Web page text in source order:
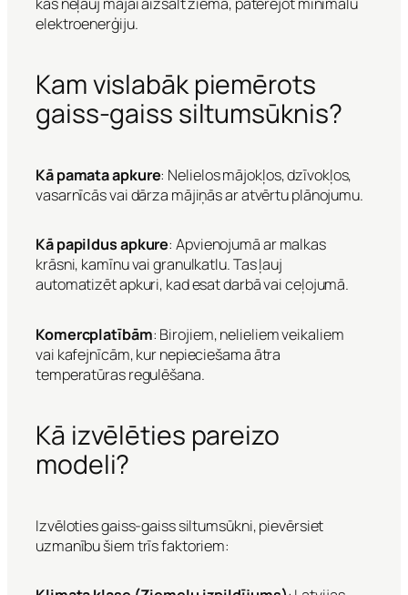
elektroenerģiju.
Kam vislabāk piemērots
gaiss-gaiss siltumsūknis?
Kā pamata apkure: Nelielos mājokļos, dzīvokļos,
vasarnīcās vai dārza mājiņās ar atvērtu plānojumu.
Kā papildus apkure: Apvienojumā ar malkas
krāsni, kamīnu vai granulkatlu. Tas ļauj
automatizēt apkuri, kad esat darbā vai ceļojumā.
Komercplatībām: Birojiem, nelieliem veikaliem
vai kafejnīcām, kur nepieciešama ātra
temperatūras regulēšana.
Kā izvēlēties pareizo
modeli?
Izvēloties gaiss-gaiss siltumsūkni, pievērsiet
uzmanību šiem trīs faktoriem: